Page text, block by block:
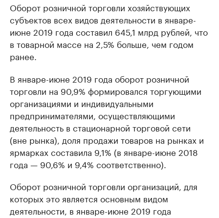
Оборот розничной торговли хозяйствующих
субъектов всех видов деятельности в январе-
июне 2019 года составил 645,1 млрд рублей, что
в товарной массе на 2,5% больше, чем годом
ранее.
В январе-июне 2019 года оборот розничной
торговли на 90,9% формировался торгующими
организациями и индивидуальными
предпринимателями, осуществляющими
деятельность в стационарной торговой сети
(вне рынка), доля продажи товаров на рынках и
ярмарках составила 9,1% (в январе-июне 2018
года — 90,6% и 9,4% соответственно).
Оборот розничной торговли организаций, для
которых это является основным видом
деятельности, в январе-июне 2019 года